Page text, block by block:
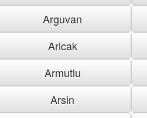
Arguvan
Aricak
Armutlu
Arsin